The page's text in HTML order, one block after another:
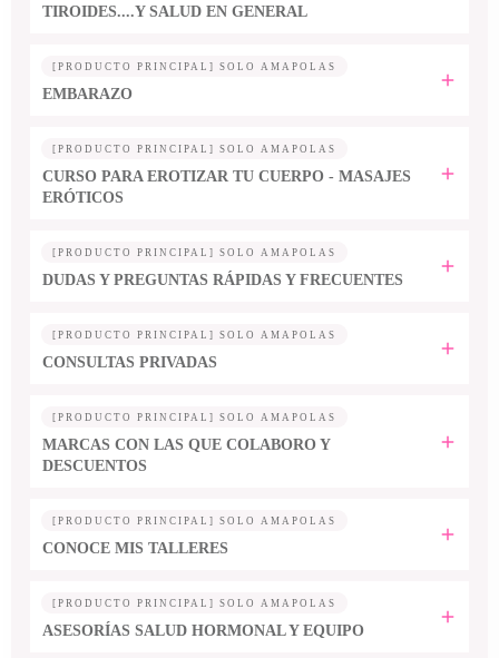
TIROIDES....Y SALUD EN GENERAL
[PRODUCTO PRINCIPAL] SOLO AMAPOLAS
EMBARAZO
[PRODUCTO PRINCIPAL] SOLO AMAPOLAS
CURSO PARA EROTIZAR TU CUERPO - MASAJES
ERÓTICOS
[PRODUCTO PRINCIPAL] SOLO AMAPOLAS
DUDAS Y PREGUNTAS RÁPIDAS Y FRECUENTES
[PRODUCTO PRINCIPAL] SOLO AMAPOLAS
CONSULTAS PRIVADAS
[PRODUCTO PRINCIPAL] SOLO AMAPOLAS
MARCAS CON LAS QUE COLABORO Y
DESCUENTOS
[PRODUCTO PRINCIPAL] SOLO AMAPOLAS
CONOCE MIS TALLERES
[PRODUCTO PRINCIPAL] SOLO AMAPOLAS
ASESORÍAS SALUD HORMONAL Y EQUIPO